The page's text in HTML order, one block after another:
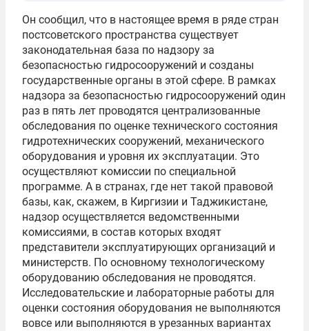
Он сообщил, что в настоящее время в ряде стран
постсоветского пространства существует
законодательная база по надзору за
безопасностью гидросооружений и созданы
государственные органы в этой сфере. В рамках
надзора за безопасностью гидросооружений один
раз в пять лет проводятся централизованные
обследования по оценке технического состояния
гидротехнических сооружений, механического
оборудования и уровня их эксплуатации. Это
осуществляют комиссии по специальной
программе. А в странах, где нет такой правовой
базы, как, скажем, в Киргизии и Таджикистане,
надзор осуществляется ведомственными
комиссиями, в состав которых входят
представители эксплуатирующих организаций и
министерств. По основному технологическому
оборудованию обследования не проводятся.
Исследовательские и лабораторные работы для
оценки состояния оборудования не выполняются
вовсе или выполняются в урезанных вариантах